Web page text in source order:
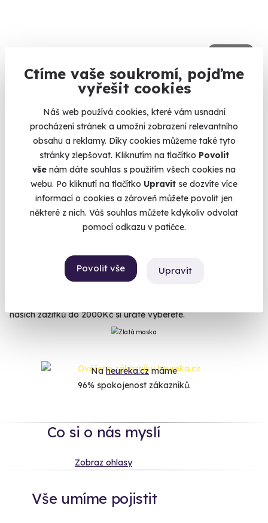
Ctíme vaše soukromí, pojďme
vyřešit cookies
Náš web používá cookies, které vám usnadní
procházení stránek a umožní zobrazení relevantního
obsahu a reklamy. Díky cookies můžeme také tyto
stránky zlepšovat. Kliknutím na tlačítko Povolit
vše nám dáte souhlas s použitím všech cookies na
webu. Po kliknutí na tlačítko Upravit se dozvíte více
informací o cookies a zároveň můžete povolit jen
některé z nich. Váš souhlas můžete kdykoliv odvolat
pomocí odkazu v patičce.
Povolit vše Upravit
Zážitková střelba: Malorážky - 9 zbraní
Velká Bíteš (okres Žďár nad Sázavou)
(+ 27 dalších lokalit)
1 799 Kč
Zobrazit zážitky na mapě
můžete vybírat z několika desítek nezapomenutelných dárků -
zážitků. Ať už je to skvělý Flyboarding, sen všech surfařů
Hoverboard, simulátor Boeingu 737 nebo Královská
našich zážitků do 2000Kč si určitě vyberete.
Naheureka.czmáme
96% spokojenost zákazníků.
Co si o nás myslí
Zobraz ohlasy
Vše umíme pojistit